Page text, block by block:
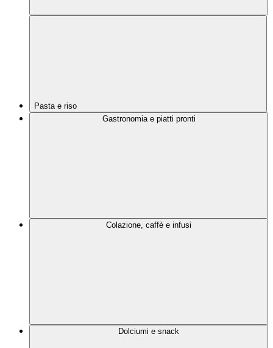
Pasta e riso
Gastronomia e piatti pronti
Colazione, caffè e infusi
Dolciumi e snack